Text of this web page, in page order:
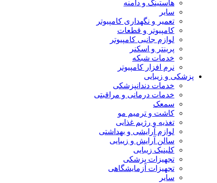
هاستینگ و دامنه
سایر
تعمیر و نگهداری کامپیوتر
کامپیوتر و قطعات
لوازم جانبی کامپیوتر
پرینتر و اسکنر
خدمات شبکه
نرم افزار کامپیوتر
پزشکی و زیبایی
خدمات دندانپزشکی
خدمات درمانی و مراقبتی
سمعک
کاشت و ترمیم مو
تغذیه و رژیم غذایی
لوازم آرایشی و بهداشتی
سالن آرایش و زیبایی
کلینیک زیبایی
تجهیزات پزشکی
تجهیزات آزمایشگاهی
سایر